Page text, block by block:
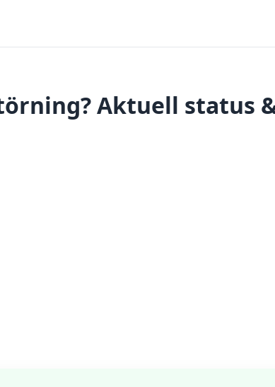
Aktuell status